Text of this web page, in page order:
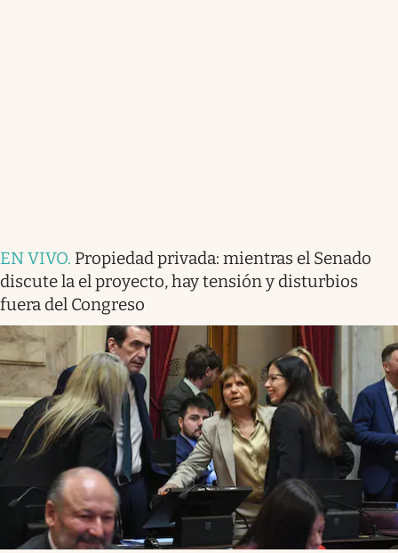
EN VIVO. Propiedad privada: mientras el Senado
discute la el proyecto, hay tensión y disturbios
fuera del Congreso